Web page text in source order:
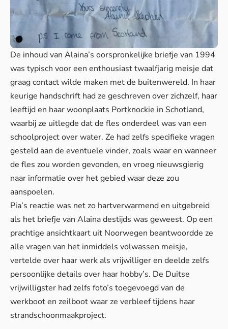
De inhoud van Alaina’s oorspronkelijke briefje van 1994
was typisch voor een enthousiast twaalfjarig meisje dat
graag contact wilde maken met de buitenwereld. In haar
keurige handschrift had ze geschreven over zichzelf, haar
leeftijd en haar woonplaats Portknockie in Schotland,
waarbij ze uitlegde dat de fles onderdeel was van een
schoolproject over water. Ze had zelfs specifieke vragen
gesteld aan de eventuele vinder, zoals waar en wanneer
de fles zou worden gevonden, en vroeg nieuwsgierig
naar informatie over het gebied waar deze zou
aanspoelen.
Pia’s reactie was net zo hartverwarmend en uitgebreid
als het briefje van Alaina destijds was geweest. Op een
prachtige ansichtkaart uit Noorwegen beantwoordde ze
alle vragen van het inmiddels volwassen meisje,
vertelde over haar werk als vrijwilliger en deelde zelfs
persoonlijke details over haar hobby’s. De Duitse
vrijwilligster had zelfs foto’s toegevoegd van de
werkboot en zeilboot waar ze verbleef tijdens haar
strandschoonmaakproject.